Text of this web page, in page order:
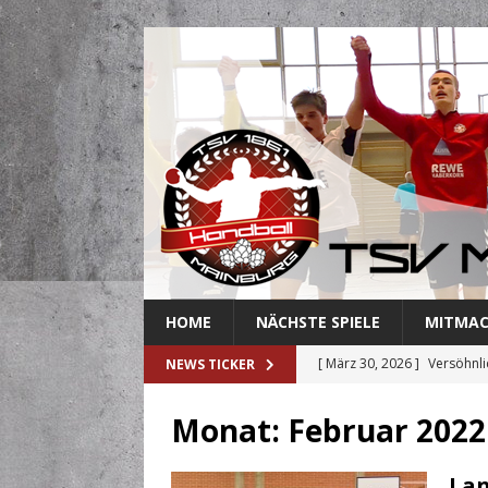
HOME NÄCHSTE SPIELE
NEWS TICKER [ März 30, 2026 ]
[ März 18, 2026 ]
[ März 3, 2026 ]
Monat: Februar 2022